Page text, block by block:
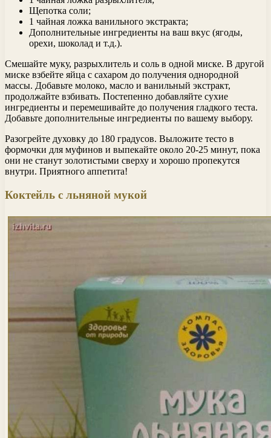
Щепотка соли;
1 чайная ложка ванильного экстракта;
Дополнительные ингредиенты на ваш вкус (ягоды,
орехи, шоколад и т.д.).
Смешайте муку, разрыхлитель и соль в одной миске. В другой
миске взбейте яйца с сахаром до получения однородной
массы. Добавьте молоко, масло и ванильный экстракт,
продолжайте взбивать. Постепенно добавляйте сухие
ингредиенты и перемешивайте до получения гладкого теста.
Добавьте дополнительные ингредиенты по вашему выбору.
Разогрейте духовку до 180 градусов. Выложите тесто в
формочки для муфинов и выпекайте около 20-25 минут, пока
они не станут золотистыми сверху и хорошо пропекутся
внутри. Приятного аппетита!
Коктейль с льняной мукой